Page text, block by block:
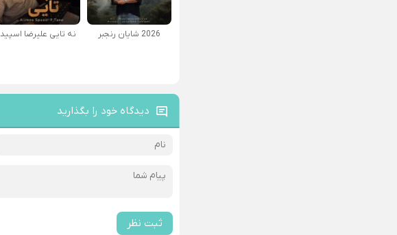
2026 شایان رنجبر نه تایی علیرضا اسپید
دیدگاه خود را بگذارید
ثبت نظر